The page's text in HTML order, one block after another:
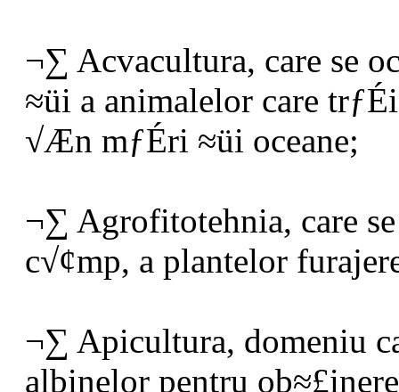
¬∑ Acvacultura, care se
≈üi a animalelor care
√Æn mƒÉri ≈üi oceane;
¬∑ Agrofitotehnia, care
c√¢mp, a plantelor
¬∑ Apicultura, domeniu
albinelor pentru